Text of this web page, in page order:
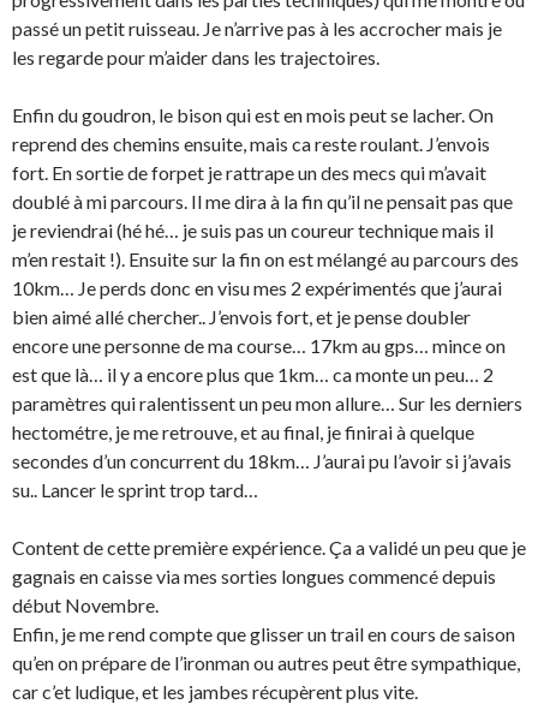
passé un petit ruisseau. Je n’arrive pas à les accrocher mais je
les regarde pour m’aider dans les trajectoires.
Enfin du goudron, le bison qui est en mois peut se lacher. On
reprend des chemins ensuite, mais ca reste roulant. J’envois
fort. En sortie de forpet je rattrape un des mecs qui m’avait
doublé à mi parcours. Il me dira à la fin qu’il ne pensait pas que
je reviendrai (hé hé… je suis pas un coureur technique mais il
m’en restait !). Ensuite sur la fin on est mélangé au parcours des
10km… Je perds donc en visu mes 2 expérimentés que j’aurai
bien aimé allé chercher.. J’envois fort, et je pense doubler
encore une personne de ma course… 17km au gps… mince on
est que là… il y a encore plus que 1km… ca monte un peu… 2
paramètres qui ralentissent un peu mon allure… Sur les derniers
hectométre, je me retrouve, et au final, je finirai à quelque
secondes d’un concurrent du 18km… J’aurai pu l’avoir si j’avais
su.. Lancer le sprint trop tard…
Content de cette première expérience. Ça a validé un peu que je
gagnais en caisse via mes sorties longues commencé depuis
début Novembre.
Enfin, je me rend compte que glisser un trail en cours de saison
qu’en on prépare de l’ironman ou autres peut être sympathique,
car c’et ludique, et les jambes récupèrent plus vite.